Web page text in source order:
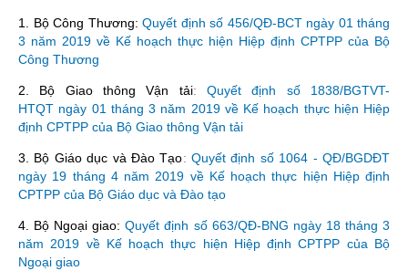
1. Bộ Công Thương: Quyết định số 456/QĐ-BCT ngày 01 tháng
3 năm 2019 về Kế hoạch thực hiện Hiệp định CPTPP của Bộ
Công Thương
2. Bộ Giao thông Vận tải:Quyết định số 1838/BGTVT-
HTQT ngày 01 tháng 3 năm 2019 về Kế hoạch thực hiện Hiệp
định CPTPP của Bộ Giao thông Vận tải
3. Bộ Giáo dục và Đào Tạo: Quyết định số 1064 - QĐ/BGDĐT
ngày 19 tháng 4 năm 2019 về Kế hoạch thực hiện Hiệp định
CPTPP của Bộ Giáo dục và Đào tạo
4. Bộ Ngoại giao: Quyết định số 663/QĐ-BNG ngày 18 tháng 3
năm 2019 về Kế hoạch thực hiện Hiệp định CPTPP của Bộ
Ngoại giao